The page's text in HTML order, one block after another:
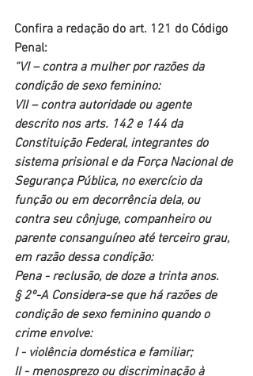
Confira a redação do art. 121 do Código
Penal:
“VI – contra a mulher por razões da
condição de sexo feminino:
VII – contra autoridade ou agente
descrito nos arts. 142 e 144 da
Constituição Federal, integrantes do
sistema prisional e da Força Nacional de
Segurança Pública, no exercício da
função ou em decorrência dela, ou
contra seu cônjuge, companheiro ou
parente consanguíneo até terceiro grau,
em razão dessa condição:
Pena - reclusão, de doze a trinta anos.
§ 2º-A Considera-se que há razões de
condição de sexo feminino quando o
crime envolve:
I - violência doméstica e familiar;
II - menosprezo ou discriminação à